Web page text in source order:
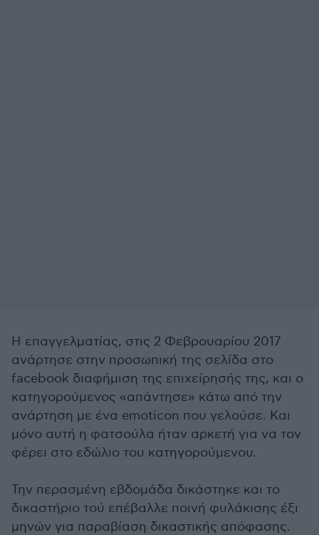
Η επαγγελματίας, στις 2 Φεβρουαρίου 2017
ανάρτησε στην προσωπική της σελίδα στο
facebook διαφήμιση της επιχείρησής της, και ο
κατηγορούμενος «απάντησε» κάτω από την
ανάρτηση με ένα emoticon που γελούσε. Και
μόνο αυτή η φατσούλα ήταν αρκετή για να τον
φέρει στο εδώλιο του κατηγορούμενου.
Την περασμένη εβδομάδα δικάστηκε και το
δικαστήριο τού επέβαλλε ποινή φυλάκισης έξι
μηνών για παραβίαση δικαστικής απόφασης.